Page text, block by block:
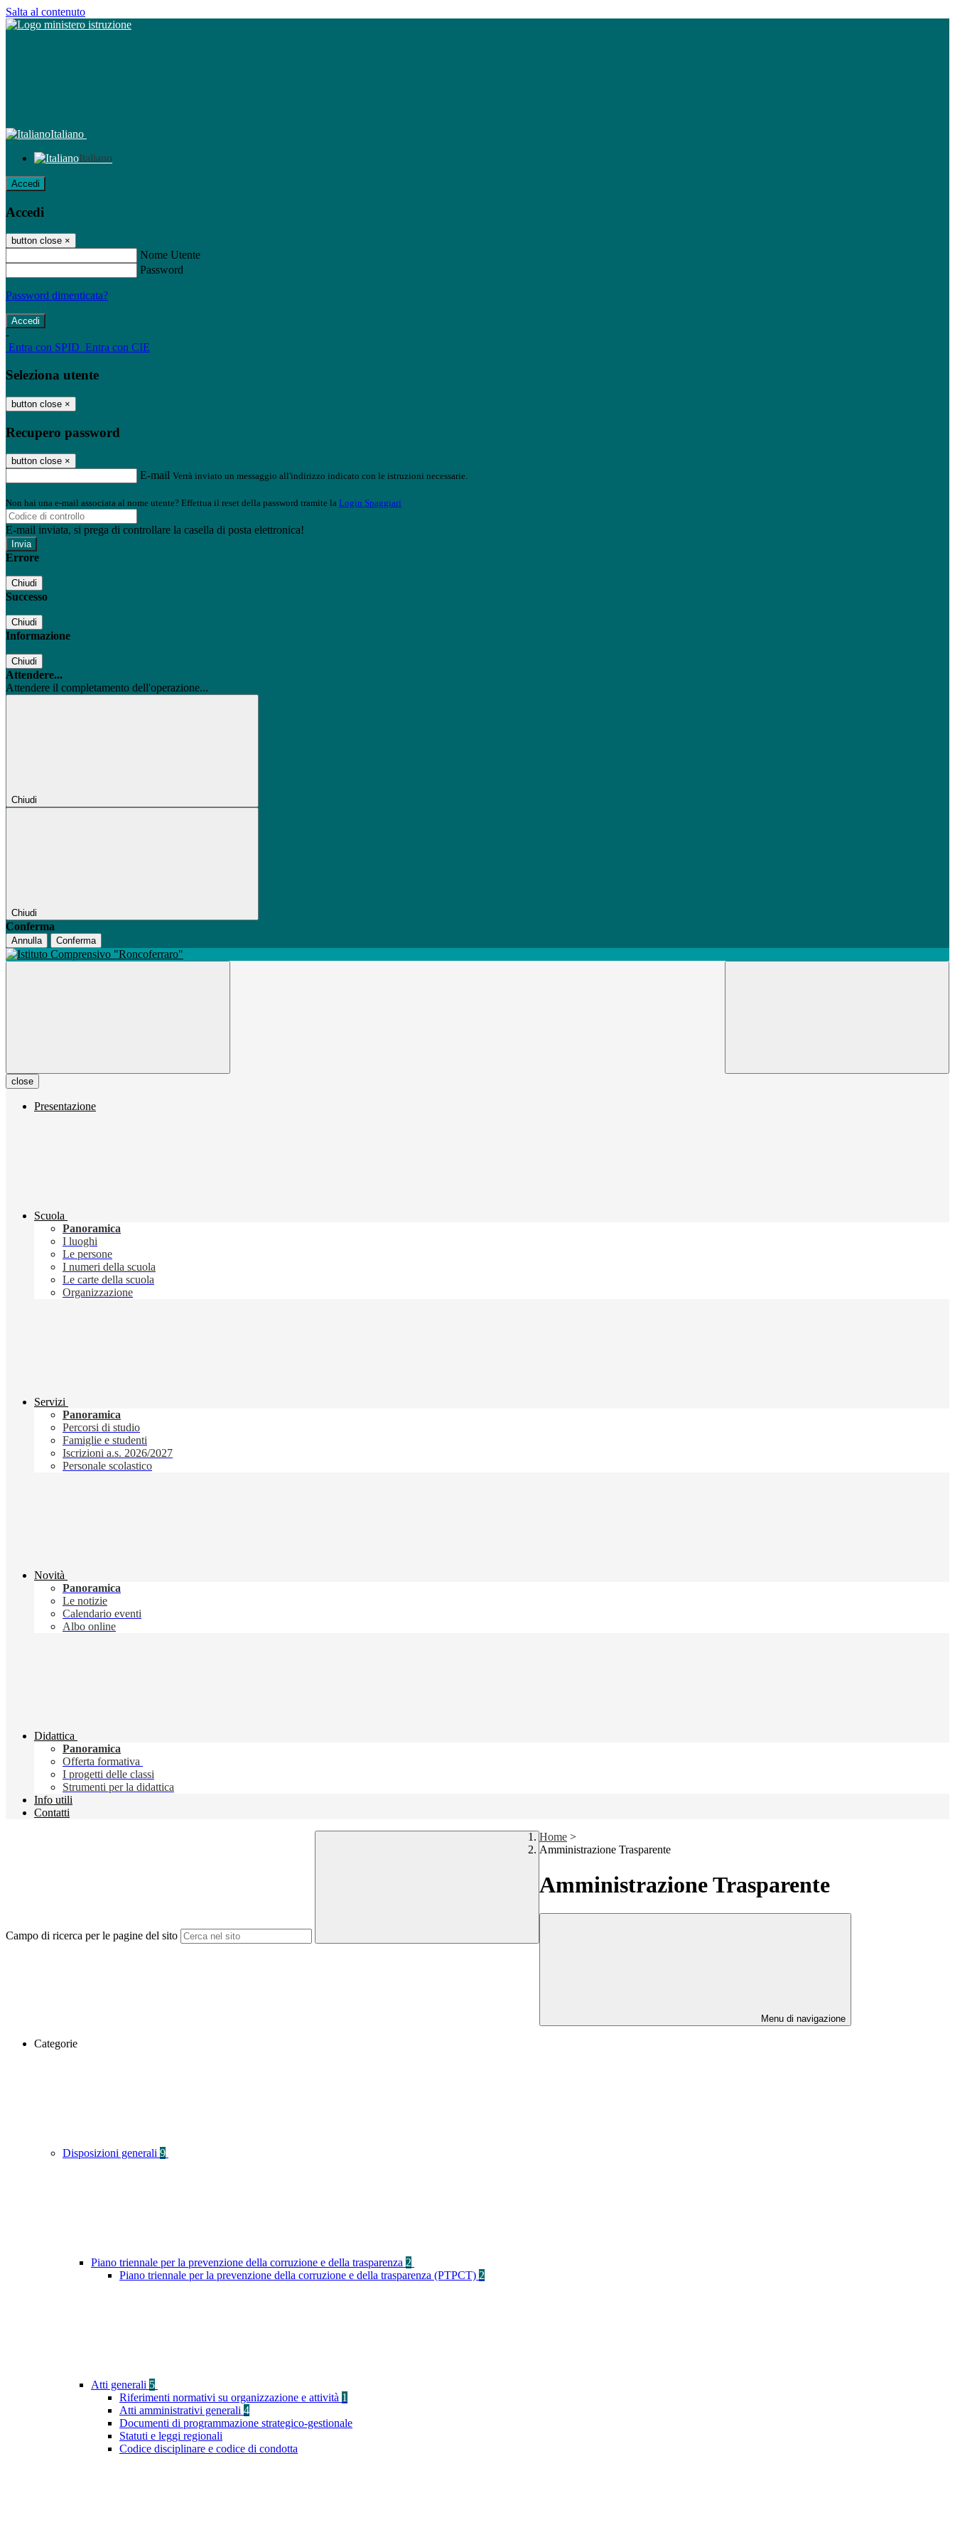
Salta al contenuto
Italiano
Italiano
Accedi
Accedi
button close ×
Nome Utente
Password
Password dimenticata?
-
Entra con SPID Entra con CIE
Seleziona utente
button close ×
Recupero password
button close ×
E-mail Verrà inviato un messaggio all'indirizzo indicato con le istruzioni necessarie.
Non hai una e-mail associata al nome utente? Effettua il reset della password tramite la Login Spaggiari
E-mail inviata, si prega di controllare la casella di posta elettronica!
Errore
Chiudi
Successo
Chiudi
Informazione
Chiudi
Attendere...
Attendere il completamento dell'operazione...
Chiudi
Chiudi
Conferma
Annulla Conferma
close
Presentazione
Scuola
Panoramica
I luoghi
Le persone
I numeri della scuola
Le carte della scuola
Organizzazione
Servizi
Panoramica
Percorsi di studio
Famiglie e studenti
Iscrizioni a.s. 2026/2027
Personale scolastico
Novità
Panoramica
Le notizie
Calendario eventi
Albo online
Didattica
Panoramica
Offerta formativa
I progetti delle classi
Strumenti per la didattica
Info utili
Contatti
Campo di ricerca per le pagine del sito
Home >
Amministrazione Trasparente
Amministrazione Trasparente
Menu di navigazione
Categorie
Disposizioni generali 9
Piano triennale per la prevenzione della corruzione e della trasparenza 2
Piano triennale per la prevenzione della corruzione e della trasparenza (PTPCT) 2
Atti generali 5
Riferimenti normativi su organizzazione e attività 1
Atti amministrativi generali 4
Documenti di programmazione strategico-gestionale
Statuti e leggi regionali
Codice disciplinare e codice di condotta